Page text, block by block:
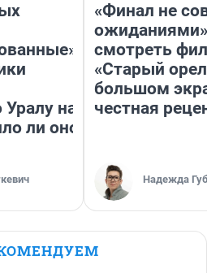
на
ли оно
«Финал не
ожиданиями»:
смотреть
«Старый орел»
большом
честная
Надежда